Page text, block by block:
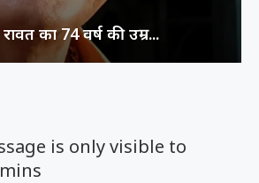
is only visible to
का 74 वर्ष की उम्र...